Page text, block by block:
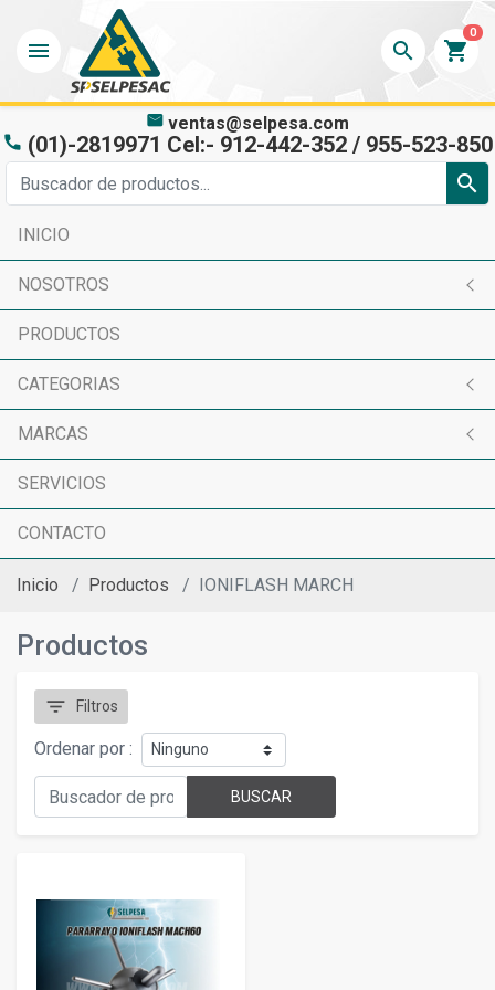
menu search shopping_cart
0
mail ventas@selpesa.com
phone (01)-2819971 Cel:- 912-442-352 / 955-523-850
search
INICIO
NOSOTROS
PRODUCTOS
CATEGORIAS
MARCAS
SERVICIOS
CONTACTO
Inicio Productos IONIFLASH MARCH
Productos
filter_list Filtros
Ordenar por :
BUSCAR